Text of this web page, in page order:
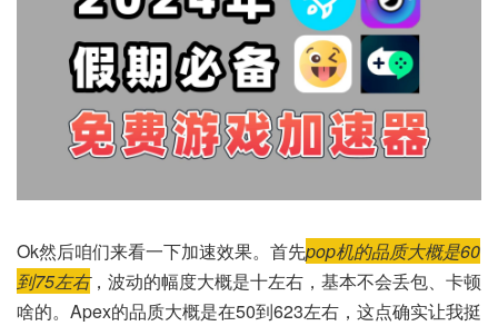
Ok然后咱们来看一下加速效果。首先pop机的品质大概是60
到75左右，波动的幅度大概是十左右，基本不会丢包、卡顿
啥的。Apex的品质大概是在50到623左右，这点确实让我挺